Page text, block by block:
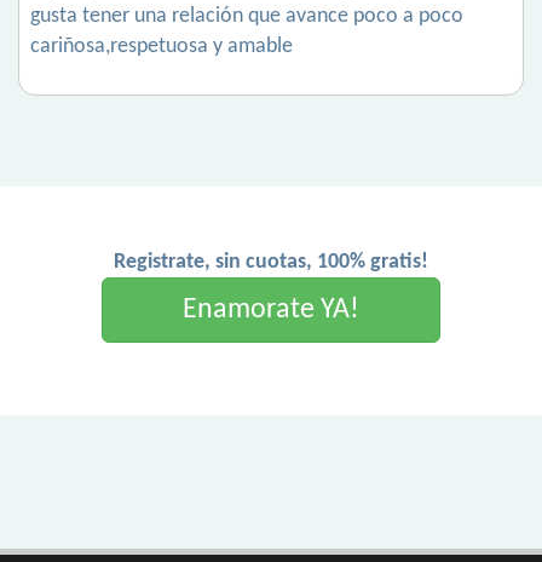
gusta tener una relación que avance poco a poco
cariñosa,respetuosa y amable
Registrate, sin cuotas, 100% gratis!
Enamorate YA!